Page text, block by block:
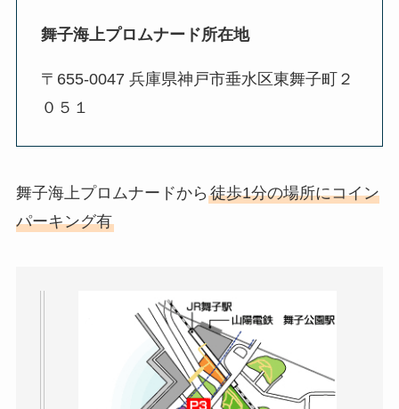
舞子海上プロムナード所在地
〒655-0047 兵庫県神戸市垂水区東舞子町２
０５１
舞子海上プロムナードから 徒歩1分の場所にコイン
パーキング有